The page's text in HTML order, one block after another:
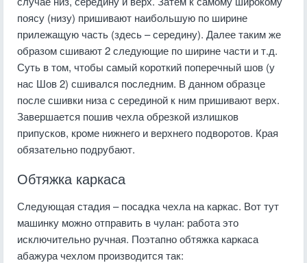
поясу (низу) пришивают наибольшую по ширине
прилежащую часть (здесь – середину). Далее таким же
образом сшивают 2 следующие по ширине части и т.д.
Суть в том, чтобы самый короткий поперечный шов (у
нас Шов 2) сшивался последним. В данном образце
после сшивки низа с серединой к ним пришивают верх.
Завершается пошив чехла обрезкой излишков
припусков, кроме нижнего и верхнего подворотов. Края
обязательно подрубают.
Обтяжка каркаса
Следующая стадия – посадка чехла на каркас. Вот тут
машинку можно отправить в чулан: работа это
исключительно ручная. Поэтапно обтяжка каркаса
абажура чехлом производится так: